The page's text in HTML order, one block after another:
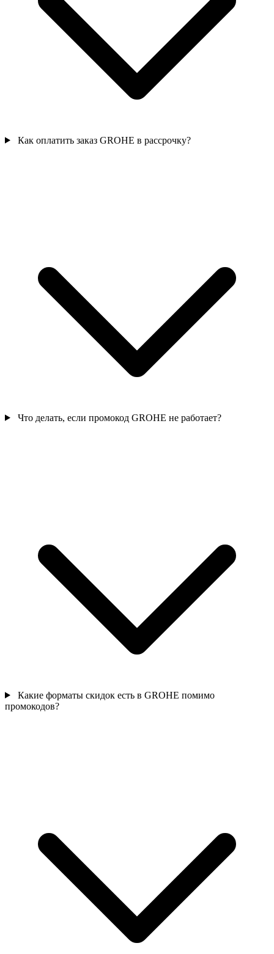
Как оплатить заказ GROHE в рассрочку?
Что делать, если промокод GROHE не работает?
Какие форматы скидок есть в GROHE помимо
промокодов?